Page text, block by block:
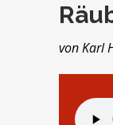
von Karl